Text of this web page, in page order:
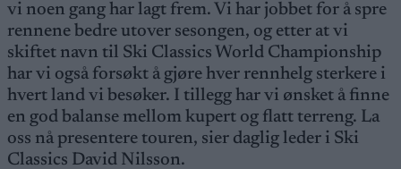
vi noen gang har lagt frem. Vi har jobbet for å spre
rennene bedre utover sesongen, og etter at vi
skiftet navn til Ski Classics World Championship
har vi også forsøkt å gjøre hver rennhelg sterkere i
hvert land vi besøker. I tillegg har vi ønsket å finne
en god balanse mellom kupert og flatt terreng. La
oss nå presentere touren, sier daglig leder i Ski
Classics David Nilsson.